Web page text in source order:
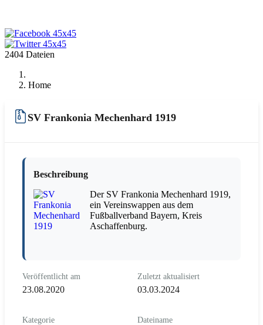
2404 Dateien
Home
SV Frankonia Mechenhard 1919
Beschreibung
Der SV Frankonia Mechenhard 1919,
ein Vereinswappen aus dem
Fußballverband Bayern, Kreis
Aschaffenburg.
Veröffentlicht am
23.08.2020
Zuletzt aktualisiert
03.03.2024
Kategorie Dateiname